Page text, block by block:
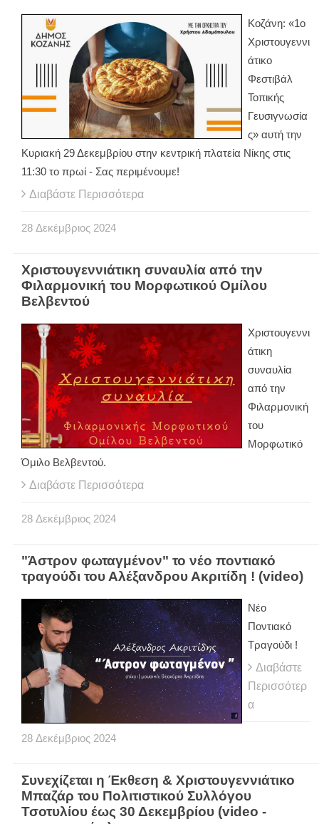
Κοζάνη: «1ο
Χριστουγεννι
άτικο
Φεστιβάλ
Τοπικής
Γευσιγνωσία
ς» αυτή την
Κυριακή 29 Δεκεμβρίου στην κεντρική πλατεία Νίκης στις
11:30 το πρωί - Σας περιμένουμε!
Διαβάστε Περισσότερα
28 Δεκέμβριος 2024
Χριστουγεννιάτικη συναυλία από την
Φιλαρμονική του Μορφωτικού Ομίλου
Βελβεντού
Χριστουγεννι
άτικη
συναυλία
από την
Φιλαρμονική
του
Μορφωτικό
Όμιλο Βελβεντού.
Διαβάστε Περισσότερα
28 Δεκέμβριος 2024
"Άστρον φωταγμένον" το νέο ποντιακό
τραγούδι του Αλέξανδρου Ακριτίδη ! (video)
Νέο
Ποντιακό
Τραγούδι !
Διαβάστε
Περισσότερ
α
28 Δεκέμβριος 2024
Συνεχίζεται η Έκθεση & Χριστουγεννιάτικο
Μπαζάρ του Πολιτιστικού Συλλόγου
Τσοτυλίου έως 30 Δεκεμβρίου (video -